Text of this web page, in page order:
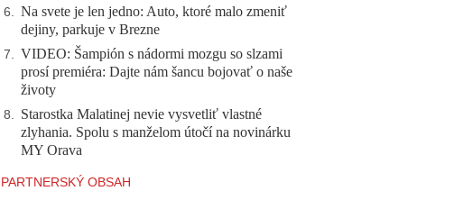
6. Na svete je len jedno: Auto, ktoré malo zmeniť
dejiny, parkuje v Brezne
7. VIDEO: Šampión s nádormi mozgu so slzami
prosí premiéra: Dajte nám šancu bojovať o naše
životy
8. Starostka Malatinej nevie vysvetliť vlastné
zlyhania. Spolu s manželom útočí na novinárku
MY Orava
PARTNERSKÝ OBSAH